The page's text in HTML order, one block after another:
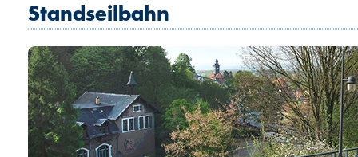
Standseilbahn